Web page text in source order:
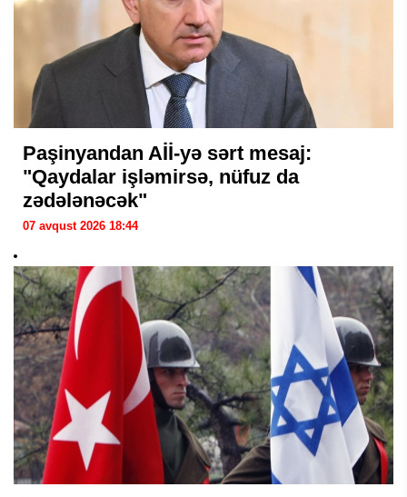
Paşinyandan Aİİ-yə sərt mesaj:
"Qaydalar işləmirsə, nüfuz da
zədələnəcək"
07 avqust 2026 18:44